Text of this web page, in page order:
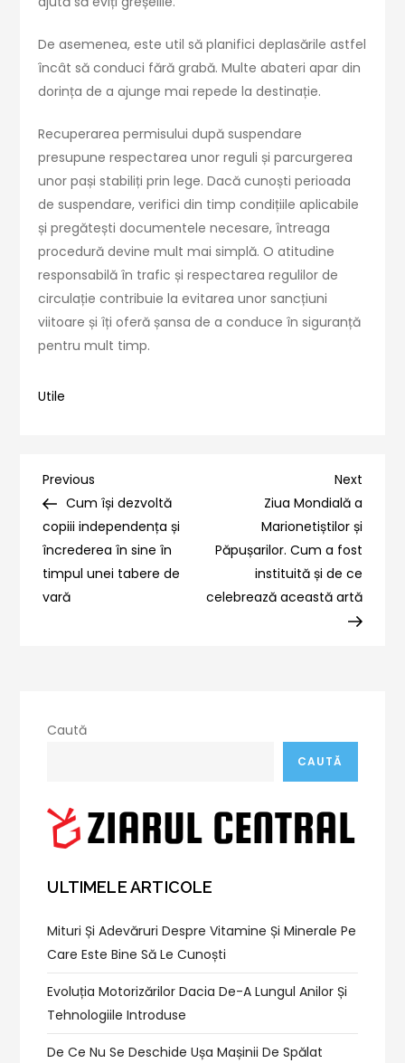
De asemenea, este util să planifici deplasările astfel
încât să conduci fără grabă. Multe abateri apar din
dorința de a ajunge mai repede la destinație.
Recuperarea permisului după suspendare
presupune respectarea unor reguli și parcurgerea
unor pași stabiliți prin lege. Dacă cunoști perioada
de suspendare, verifici din timp condițiile aplicabile
și pregătești documentele necesare, întreaga
procedură devine mult mai simplă. O atitudine
responsabilă în trafic și respectarea regulilor de
circulație contribuie la evitarea unor sancțiuni
viitoare și îți oferă șansa de a conduce în siguranță
pentru mult timp.
Utile
Navigare
în
articole
Previous
Post
Previous
Cum își dezvoltă
copiii independența și
încrederea în sine în
timpul unei tabere de
vară
Next
Post
Next
Ziua Mondială a
Marionetiștilor și
Păpușarilor. Cum a fost
instituită și de ce
celebrează această artă
Caută
CAUTĂ
ULTIMELE ARTICOLE
Mituri Și Adevăruri Despre Vitamine Și Minerale Pe
Care Este Bine Să Le Cunoști
Evoluția Motorizărilor Dacia De-A Lungul Anilor Și
Tehnologiile Introduse
De Ce Nu Se Deschide Ușa Mașinii De Spălat